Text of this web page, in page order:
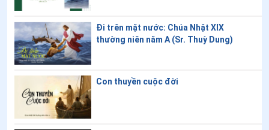
14.Ngày 12/7-Thánh Clêmentê Inhaxiô Y
15.Ngày 09/7 - Thánh Gio-an Cô-lô-ni-a và các anh em
16.Ngày 08/7-Chân phước A-ri-an Pho-tê-qui
Đi trên mặt nước: Chúa Nhật XIX
thường niên năm A (Sr. Thuỳ Dung)
Con thuyền cuộc đời